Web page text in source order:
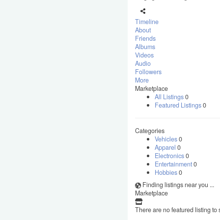
Timeline
About
Friends
Albums
Videos
Audio
Followers
More
Marketplace
All Listings0
Featured Listings0
Categories
Vehicles0
Apparel 0
Electronics0
Entertainment0
Hobbies0
Finding listings near you ...
Marketplace
There are no featured listing to